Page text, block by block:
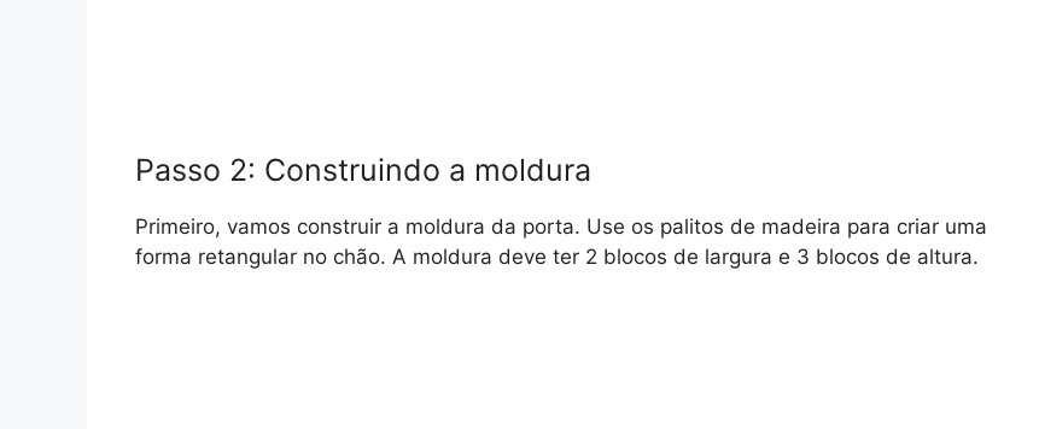
Passo 2: Construindo a moldura
Primeiro, vamos construir a moldura da porta. Use os palitos de madeira para criar uma
forma retangular no chão. A moldura deve ter 2 blocos de largura e 3 blocos de altura.